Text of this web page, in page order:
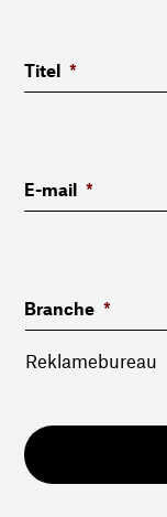
Titel *
E-mail *
Branche *